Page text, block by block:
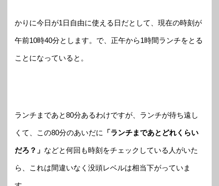
かりに今日が1日自由に使える日だとして、現在の時刻が
午前10時40分とします。で、正午から1時間ランチをとる
ことになっていると。
ランチまであと80分あるわけですが、ランチが待ち遠し
くて、この80分のあいだに 「ランチまであとどれくらい
だろ？」 などと何回も時刻をチェックしている人がいた
ら、これは間違いなく没頭レベルは相当下がっていま